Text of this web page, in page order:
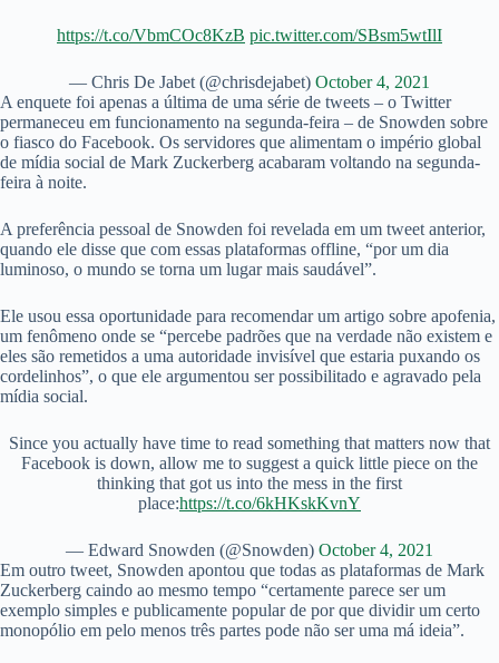
https://t.co/VbmCOc8KzB pic.twitter.com/SBsm5wtIlI
— Chris De Jabet (@chrisdejabet) October 4, 2021
A enquete foi apenas a última de uma série de tweets – o Twitter
permaneceu em funcionamento na segunda-feira – de Snowden sobre
o fiasco do Facebook. Os servidores que alimentam o império global
de mídia social de Mark Zuckerberg acabaram voltando na segunda-
feira à noite.
A preferência pessoal de Snowden foi revelada em um tweet anterior,
quando ele disse que com essas plataformas offline, “por um dia
luminoso, o mundo se torna um lugar mais saudável”.
Ele usou essa oportunidade para recomendar um artigo sobre apofenia,
um fenômeno onde se “percebe padrões que na verdade não existem e
eles são remetidos a uma autoridade invisível que estaria puxando os
cordelinhos”, o que ele argumentou ser possibilitado e agravado pela
mídia social.
Since you actually have time to read something that matters now that
Facebook is down, allow me to suggest a quick little piece on the
thinking that got us into the mess in the first
place:https://t.co/6kHKskKvnY
— Edward Snowden (@Snowden) October 4, 2021
Em outro tweet, Snowden apontou que todas as plataformas de Mark
Zuckerberg caindo ao mesmo tempo “certamente parece ser um
exemplo simples e publicamente popular de por que dividir um certo
monopólio em pelo menos três partes pode não ser uma má ideia”.